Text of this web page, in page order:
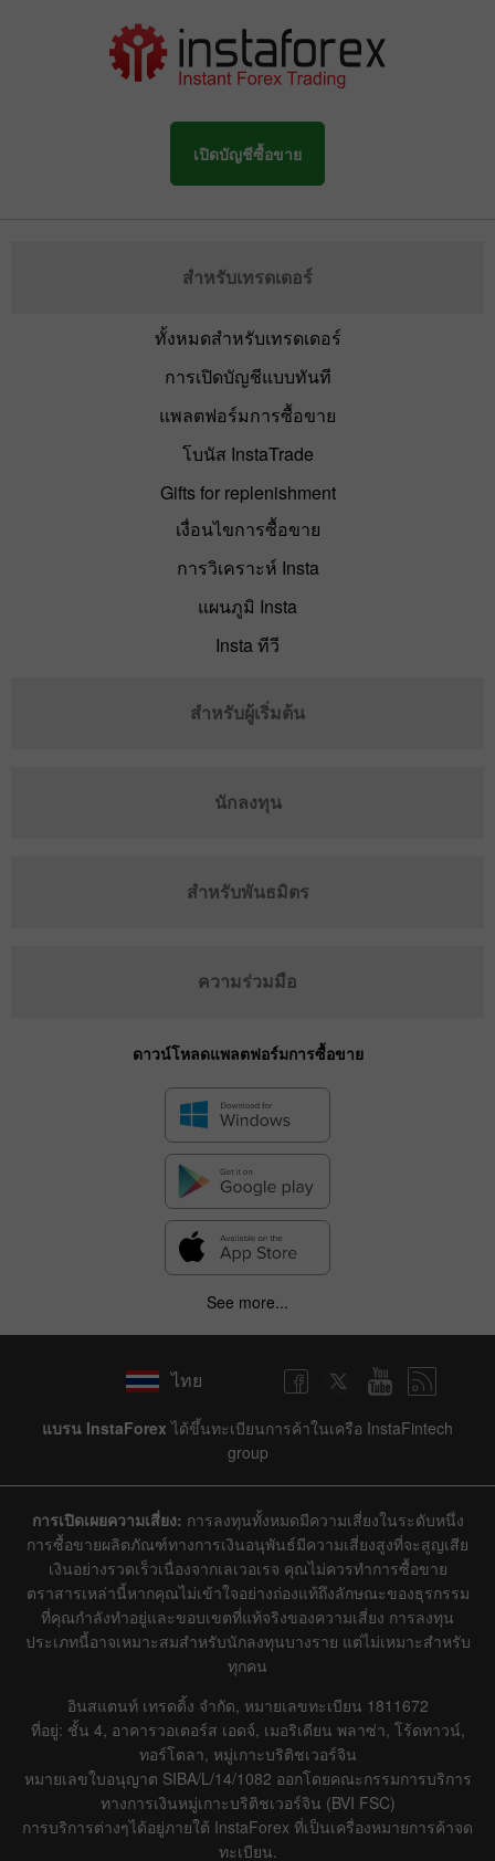
เปิดบัญชีซื้อขาย
สำหรับเทรดเดอร์
ทั้งหมดสำหรับเทรดเดอร์
การเปิดบัญชีแบบทันที
แพลตฟอร์มการซื้อขาย
โบนัส InstaTrade
Gifts for replenishment
เงื่อนไขการซื้อขาย
การวิเคราะห์ Insta
แผนภูมิ Insta
Insta ทีวี
สำหรับผู้เริ่มต้น
นักลงทุน
สำหรับพันธมิตร
ความร่วมมือ
ดาวน์โหลดแพลตฟอร์มการซื้อขาย
See more...
ไทย
แบรน InstaForex ได้ขึ้นทะเบียนการค้าในเครือ InstaFintech
group
การเปิดเผยความเสี่ยง: การลงทุนทั้งหมดมีความเสี่ยงในระดับหนึ่ง
การซื้อขายผลิตภัณฑ์ทางการเงินอนุพันธ์มีความเสี่ยงสูงที่จะสูญเสีย
เงินอย่างรวดเร็วเนื่องจากเลเวอเรจ คุณไม่ควรทำการซื้อขาย
ตราสารเหล่านี้หากคุณไม่เข้าใจอย่างถ่องแท้ถึงลักษณะของธุรกรรม
ที่คุณกำลังทำอยู่และขอบเขตที่แท้จริงของความเสี่ยง การลงทุน
ประเภทนี้อาจเหมาะสมสำหรับนักลงทุนบางราย แต่ไม่เหมาะสำหรับ
ทุกคน
อินสแตนท์ เทรดดิ้ง จำกัด, หมายเลขทะเบียน 1811672
ที่อยู่: ชั้น 4, อาคารวอเตอร์ส เอดจ์, เมอริเดียน พลาซ่า, โร้ดทาวน์,
ทอร์โตลา, หมู่เกาะบริติชเวอร์จิน
หมายเลขใบอนุญาต SIBA/L/14/1082 ออกโดยคณะกรรมการบริการ
ทางการเงินหมู่เกาะบริติชเวอร์จิน (BVI FSC)
การบริการต่างๆได้อยู่ภายใต้ InstaForex ที่เป็นเครื่องหมายการค้าจด
ทะเบียน.